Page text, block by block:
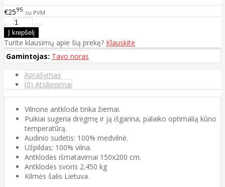
€2595 su PVM
Turite klausimų apie šią prekę? Klauskite
Gamintojas: Tavo noras
Aprašymas
(0) Atsiliepimai
Vilnonė antklodė tinka žiemai.
Puikiai sugeria drėgmę ir ją išgarina, palaiko optimalią kūno
temperatūrą.
Audinio sudėtis: 100% medvilnė.
Užpildas: 100% vilna.
Antklodės išmatavimai 150x200 cm.
Antklodės svoris 2.450 kg
Kilmės šalis Lietuva.